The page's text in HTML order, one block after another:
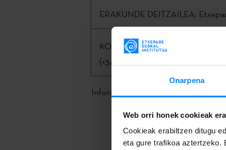
Onarpena
Web orri honek cookieak
Cookieak erabiltzen ditugu
eta gure trafikoa aztertzeko.
ERAKUNDE DEITZAILEA:
KONTAKTUA:Kinku Zinkunegi |
(+34) 943 023 415
Informazio osoa